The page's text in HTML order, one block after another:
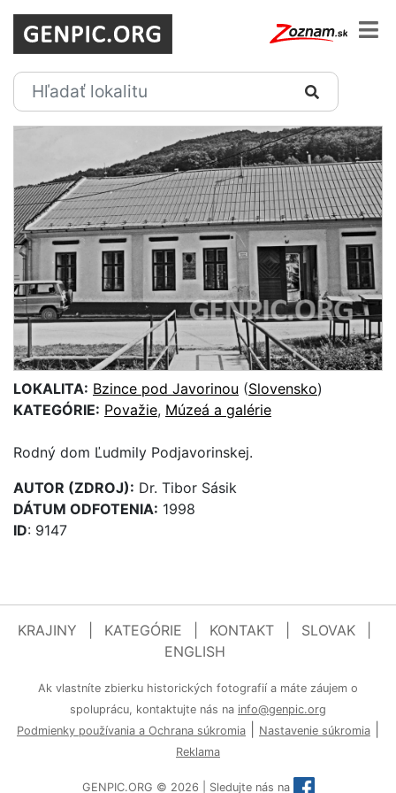
LOKALITA: Bzince pod Javorinou (Slovensko)
KATEGÓRIE: Považie, Múzeá a galérie
Rodný dom Ľudmily Podjavorinskej.
AUTOR (ZDROJ): Dr. Tibor Sásik
DÁTUM ODFOTENIA: 1998
ID: 9147
KRAJINY KATEGÓRIE KONTAKT SLOVAK
ENGLISH
Ak vlastníte zbierku historických fotografií a máte záujem o
spoluprácu, kontaktujte nás na info@genpic.org
Podmienky používania a Ochrana súkromia
Nastavenie súkromia
Reklama
GENPIC.ORG © 2026 | Sledujte nás na